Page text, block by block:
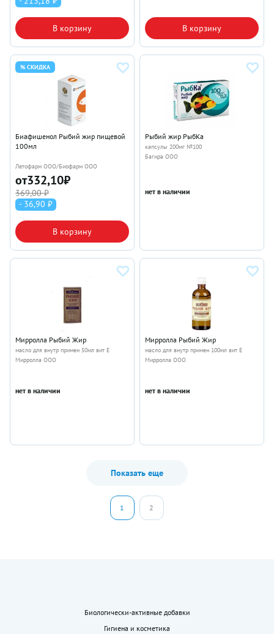
В корзину В корзину
% СКИДКА
Биафишенол Рыбий жир пищевой
100мл
Летофарм ООО/Биофарм ООО
от332,10₽
369,00 ₽
- 36,90 ₽
В корзину
Рыбий жир РыбКа
капсулы 200мг №100
Багира ООО
нет в наличии
Мирролла Рыбий Жир
масло для внутр примен 50мл вит Е
Мирролла ООО
нет в наличии
Мирролла Рыбий Жир
масло для внутр примен 100мл вит E
Мирролла ООО
нет в наличии
Показать еще
1 2
Биологически-активные добавки
Гигиена и косметика